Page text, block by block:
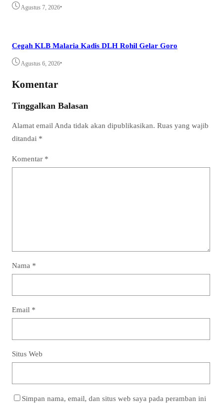
Agustus 7, 2026•
Cegah KLB Malaria Kadis DLH Rohil Gelar Goro
Agustus 6, 2026•
Komentar
Tinggalkan Balasan
Alamat email Anda tidak akan dipublikasikan. Ruas yang wajib
ditandai *
Komentar *
Nama *
Email *
Situs Web
Simpan nama, email, dan situs web saya pada peramban ini